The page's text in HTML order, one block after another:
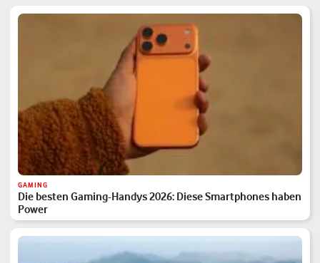
GAMING
Die besten Gaming-Handys 2026: Diese Smartphones haben
Power